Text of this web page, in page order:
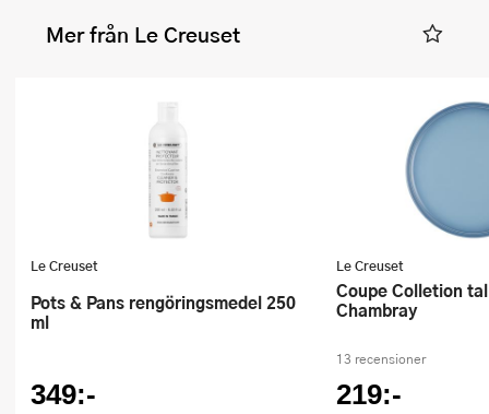
Mer från Le Creuset
Le Creuset
Pots & Pans rengöringsmedel 250
ml
349:-
Le Creuset
Coupe Colletion tallrik 27 cm
Chambray
13 recensioner
219:-